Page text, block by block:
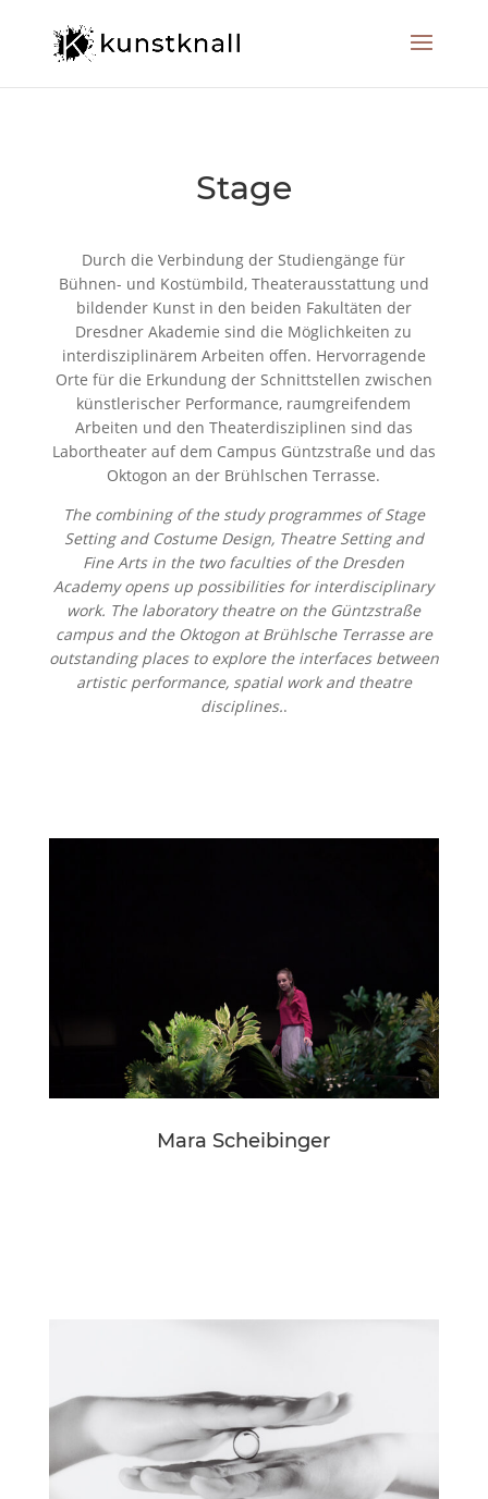
Stage
Durch die Verbindung der Studiengänge für
Bühnen- und Kostümbild, Theaterausstattung und
bildender Kunst in den beiden Fakultäten der
Dresdner Akademie sind die Möglichkeiten zu
interdisziplinärem Arbeiten offen. Hervorragende
Orte für die Erkundung der Schnittstellen zwischen
künstlerischer Performance, raumgreifendem
Arbeiten und den Theaterdisziplinen sind das
Labortheater auf dem Campus Güntzstraße und das
Oktogon an der Brühlschen Terrasse.
The combining of the study programmes of Stage
Setting and Costume Design, Theatre Setting and
Fine Arts in the two faculties of the Dresden
Academy opens up possibilities for interdisciplinary
work. The laboratory theatre on the Güntzstraße
campus and the Oktogon at Brühlsche Terrasse are
outstanding places to explore the interfaces between
artistic performance, spatial work and theatre
disciplines..
Mara Scheibinger